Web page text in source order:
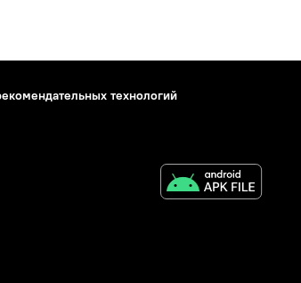
технологий